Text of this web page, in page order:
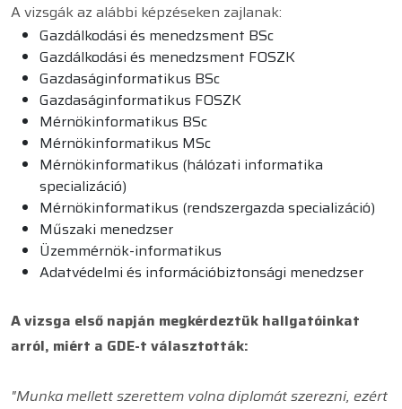
A vizsgák az alábbi képzéseken zajlanak:
Gazdálkodási és menedzsment BSc
Gazdálkodási és menedzsment FOSZK
Gazdaságinformatikus BSc
Gazdaságinformatikus FOSZK
Mérnökinformatikus BSc
Mérnökinformatikus MSc
Mérnökinformatikus (hálózati informatika
specializáció)
Mérnökinformatikus (rendszergazda specializáció)
Műszaki menedzser
Üzemmérnök-informatikus
Adatvédelmi és információbiztonsági menedzser
A vizsga első napján megkérdeztük hallgatóinkat
arról, miért a GDE-t választották:
"Munka mellett szerettem volna diplomát szerezni, ezért